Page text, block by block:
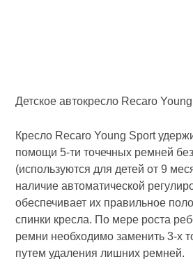
Детское автокресло Recaro
Кресло Recaro Young Sport
помощи 5-ти точечных ремней
(используются для детей от 9
наличие автоматической
обеспечивает их правильное
спинки кресла. По мере роста
ремни необходимо заменить 3-х
путем удаления лишних ремней.